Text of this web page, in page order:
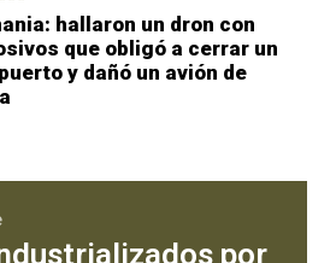
hallaron un dron con
que obligó a cerrar un
y dañó un avión de
por